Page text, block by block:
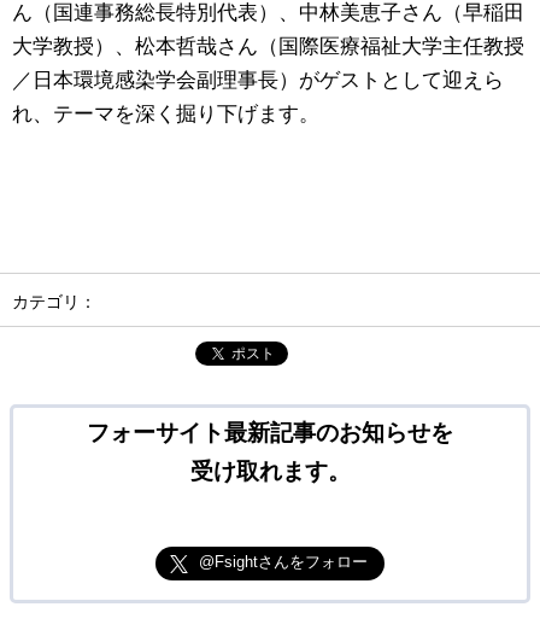
ん（国連事務総長特別代表）、中林美恵子さん（早稲田
大学教授）、松本哲哉さん（国際医療福祉大学主任教授
／日本環境感染学会副理事長）がゲストとして迎えら
れ、テーマを深く掘り下げます。
カテゴリ：
ポスト
フォーサイト最新記事のお知らせを
受け取れます。
@Fsightさんをフォロー